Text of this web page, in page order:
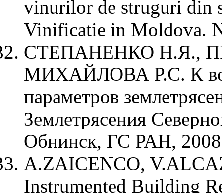
vinurilor de struguri din
Vinificatie in Moldova.
СТЕПАНЕНКО Н.Я.,
МИХАЙЛОВА Р.С. К
параметров
Землетрясения
Обнинск, ГС РАН,
A.ZAICENCO,
Instrumented Building